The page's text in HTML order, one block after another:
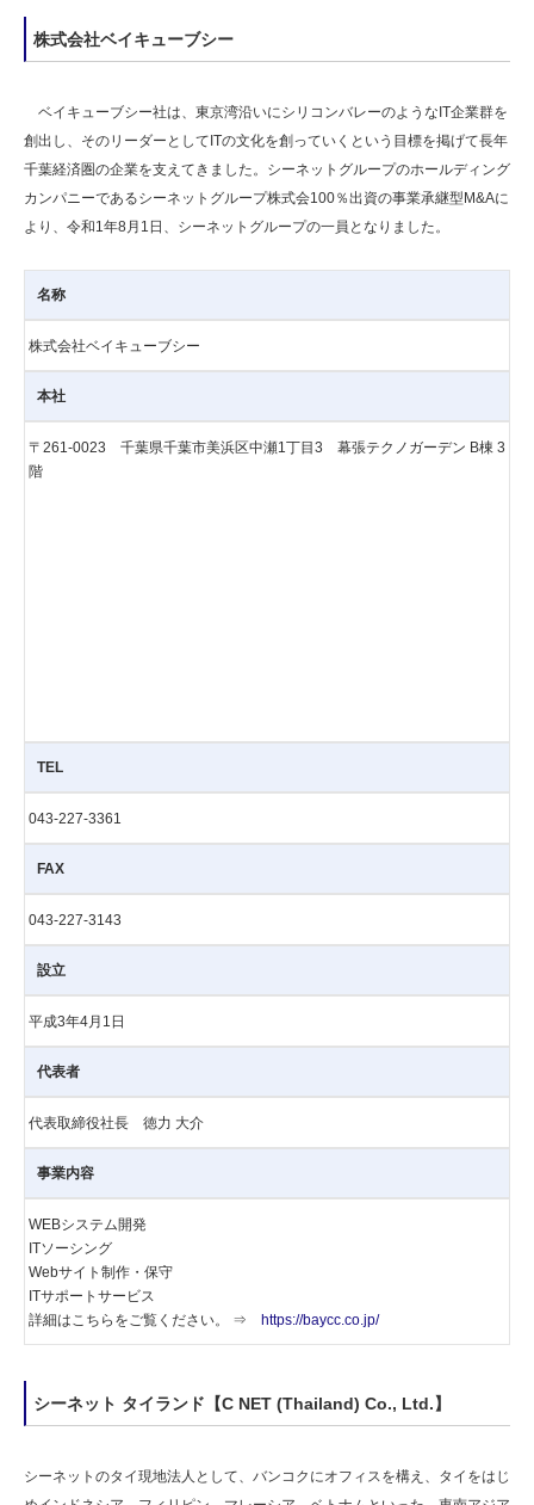
株式会社ベイキューブシー
ベイキューブシー社は、東京湾沿いにシリコンバレーのようなIT企業群を
創出し、そのリーダーとしてITの文化を創っていくという目標を掲げて長年
千葉経済圏の企業を支えてきました。シーネットグループのホールディング
カンパニーであるシーネットグループ株式会100％出資の事業承継型M&Aに
より、令和1年8月1日、シーネットグループの一員となりました。
名称
株式会社ベイキューブシー
本社
〒261-0023 千葉県千葉市美浜区中瀬1丁目3 幕張テクノガーデン B棟 3
階
TEL
043-227-3361
FAX
043-227-3143
設立
平成3年4月1日
代表者
代表取締役社長 徳力 大介
事業内容
WEBシステム開発
ITソーシング
Webサイト制作・保守
ITサポートサービス
詳細はこちらをご覧ください。 ⇒
https://baycc.co.jp/
シーネット タイランド【C NET (Thailand) Co., Ltd.】
シーネットのタイ現地法人として、バンコクにオフィスを構え、タイをはじ